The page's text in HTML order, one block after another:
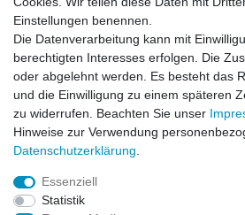
Impressum
Datenschutzerklärung
Service
Kontakt
Datenschutzerklärung
FAQ / Ratgeber
Kinderquad
E-Bikes / Pedelecs
Dirt Bike & Pocketbike
Einstellungen benennen.
Die Datenverarbeitung kann mit
berechtigten Interesses erfolgen. Die
oder abgelehnt werden. Es besteht das
und die Einwilligung zu einem späteren
zu widerrufen. Beachten Sie unser
Hinweise zur Verwendung
Daten­schutz­erklärung
Essenziell
Statistik